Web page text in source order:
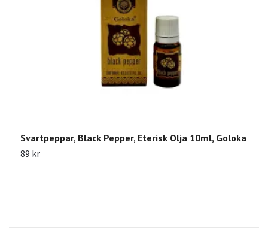
Svartpeppar, Black Pepper, Eterisk Olja 10ml, Goloka
89 kr